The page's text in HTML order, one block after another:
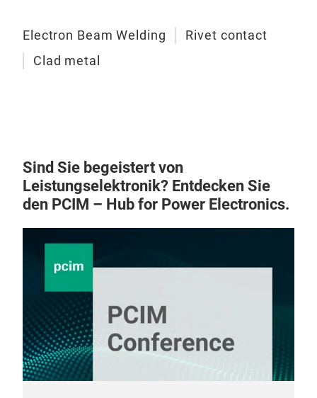
Electron Beam Welding
Rivet contact
Clad metal
Sind Sie begeistert von
Leistungselektronik? Entdecken Sie
den PCIM – Hub for Power Electronics.